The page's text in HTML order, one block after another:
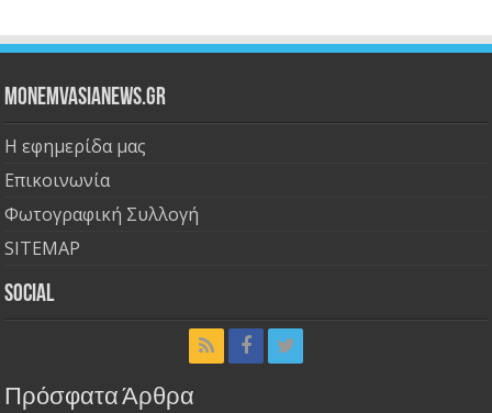
Monemvasianews.gr
Η εφημερίδα μας
Επικοινωνία
Φωτογραφική Συλλογή
SITEMAP
Social
Πρόσφατα Άρθρα